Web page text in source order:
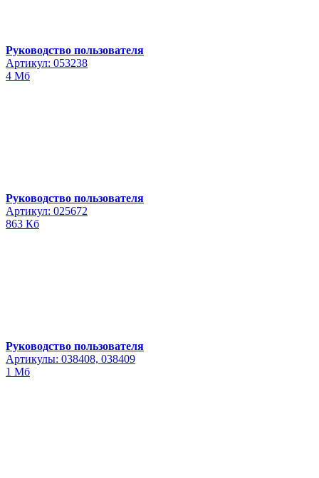
Руководство пользователя
Артикул: 053238
4 Мб
Руководство пользователя
Артикул: 025672
863 Кб
Руководство пользователя
Артикулы: 038408, 038409
1 Мб